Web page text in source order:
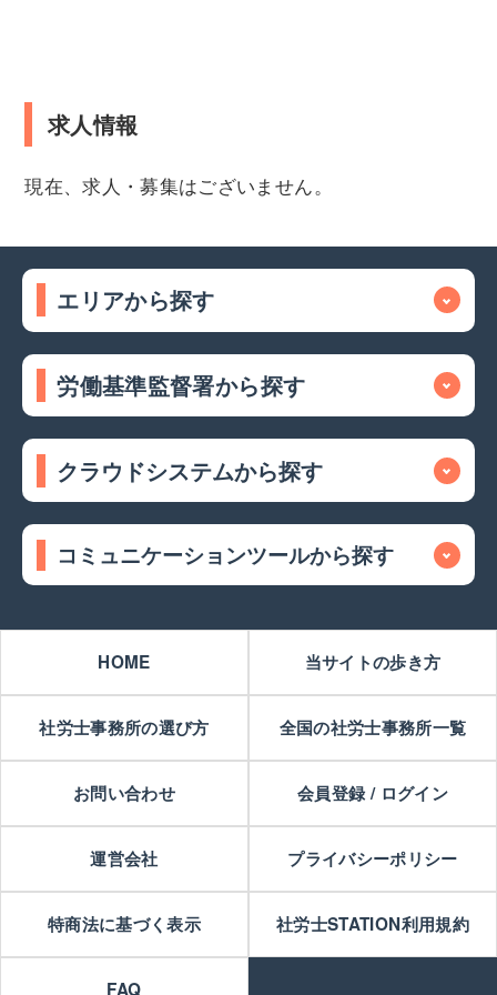
求人情報
現在、求人・募集はございません。
エリアから探す
労働基準監督署から探す
クラウドシステムから探す
コミュニケーションツールから探す
HOME 当サイトの歩き方
社労士事務所の選び方 全国の社労士事務所一覧
お問い合わせ 会員登録 / ログイン
運営会社 プライバシーポリシー
特商法に基づく表示 社労士STATION利用規約
FAQ